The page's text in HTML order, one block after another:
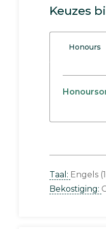
Keuzes
Honours
Taal: Engels
Bekostiging: